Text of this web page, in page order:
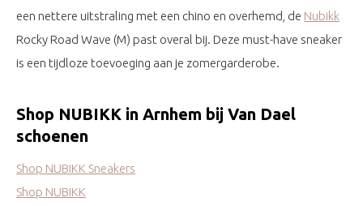
een nettere uitstraling met een chino en overhemd, de Nubikk
Rocky Road Wave (M) past overal bij. Deze must-have sneaker
is een tijdloze toevoeging aan je zomergarderobe.
Shop NUBIKK in Arnhem bij Van Dael
schoenen
Shop NUBIKK Sneakers
Shop NUBIKK